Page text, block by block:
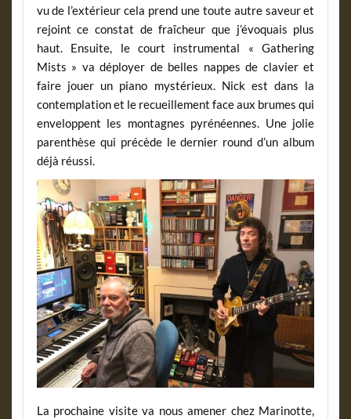
vu de l’extérieur cela prend une toute autre saveur et
rejoint ce constat de fraîcheur que j’évoquais plus
haut. Ensuite, le court instrumental « Gathering
Mists » va déployer de belles nappes de clavier et
faire jouer un piano mystérieux. Nick est dans la
contemplation et le recueillement face aux brumes qui
enveloppent les montagnes pyrénéennes. Une jolie
parenthèse qui précède le dernier round d’un album
déjà réussi.
La prochaine visite va nous amener chez Marinotte,